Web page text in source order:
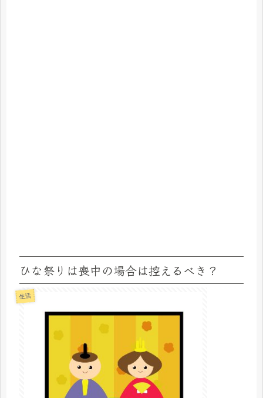
ひな祭りは喪中の場合は控えるべき？
生活